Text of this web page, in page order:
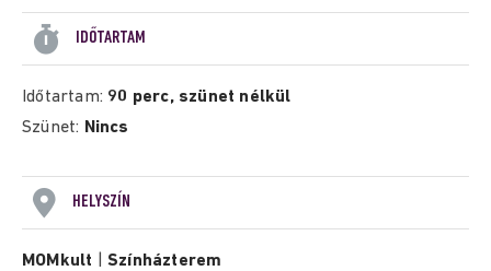
IDŐTARTAM
Időtartam: 90 perc, szünet nélkül
Szünet: Nincs
HELYSZÍN
MOMkult |Színházterem